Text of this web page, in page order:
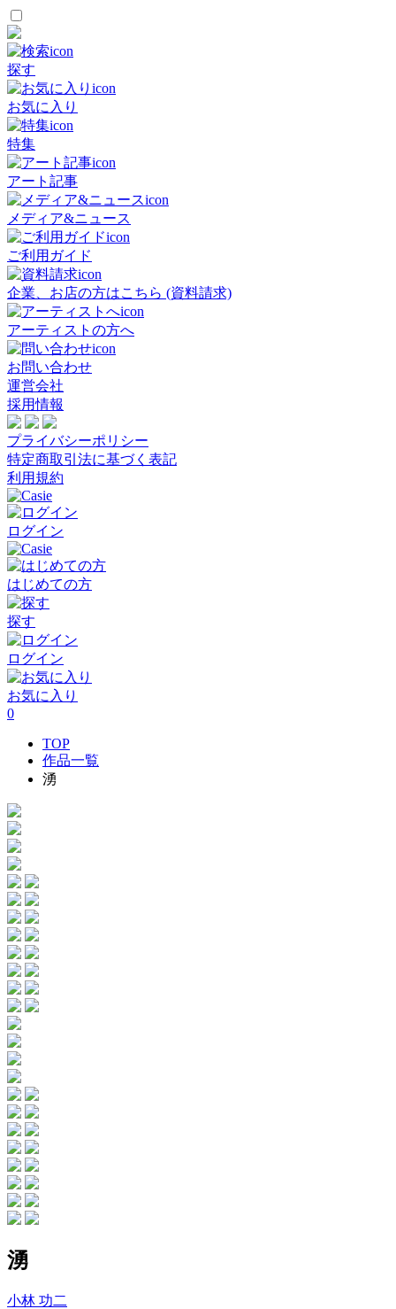
探す
お気に入り
特集
アート記事
メディア&ニュース
ご利用ガイド
企業、お店の方はこちら (資料請求)
アーティストの方へ
お問い合わせ
運営会社
採用情報
プライバシーポリシー
特定商取引法に基づく表記
利用規約
ログイン
はじめての方
探す
ログイン
お気に入り
0
TOP
作品一覧
湧
湧
小林 功二